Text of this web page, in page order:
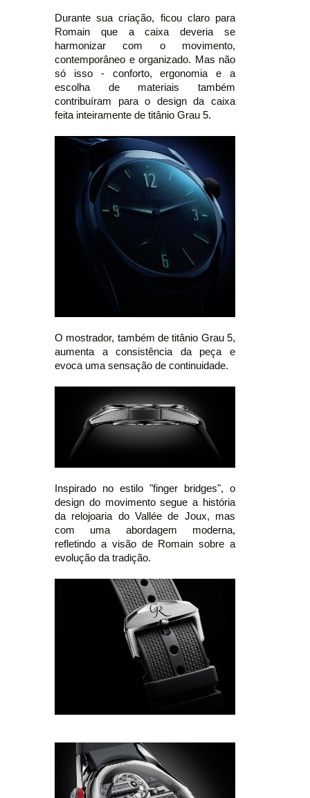
Durante sua criação, ficou claro para
Romain que a caixa deveria se
harmonizar com o movimento,
contemporâneo e organizado. Mas não
só isso - conforto, ergonomia e a
escolha de materiais também
contribuíram para o design da caixa
feita inteiramente de titânio Grau 5.
O mostrador, também de titânio Grau 5,
aumenta a consistência da peça e
evoca uma sensação de continuidade.
Inspirado no estilo "finger bridges", o
design do movimento segue a história
da relojoaria do Vallée de Joux, mas
com uma abordagem moderna,
refletindo a visão de Romain sobre a
evolução da tradição.